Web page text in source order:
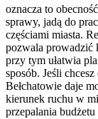
oznacza to
sprawy, jadą do
częściami miasta.
pozwala prowadzić
przy tym ułatwia
sposób. Jeśli
Bełchatowie daje
kierunek ruchu w
przepalania budżetu